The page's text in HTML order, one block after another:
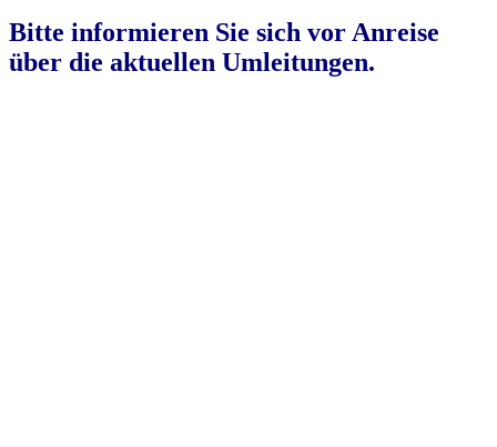
Bitte informieren Sie sich vor Anreise
über die aktuellen Umleitungen.